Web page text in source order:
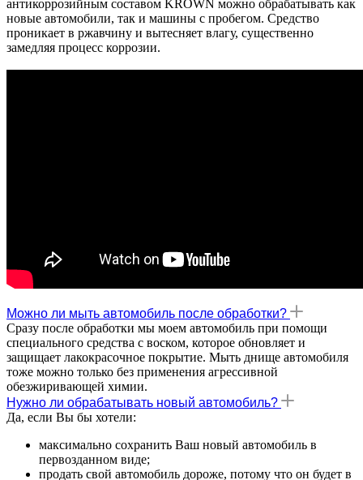
антикоррозийным составом KROWN можно обрабатывать как
новые автомобили, так и машины с пробегом. Средство
проникает в ржавчину и вытесняет влагу, существенно
замедляя процесс коррозии.
Можно ли мыть автомобиль после обработки?
Сразу после обработки мы моем автомобиль при помощи
специального средства с воском, которое обновляет и
защищает лакокрасочное покрытие. Мыть днище автомобиля
тоже можно только без применения агрессивной
обезжиривающей химии.
Нужно ли обрабатывать новый автомобиль?
Да, если Вы бы хотели:
максимально сохранить Ваш новый автомобиль в
первозданном виде;
продать свой автомобиль дороже, потому что он будет в